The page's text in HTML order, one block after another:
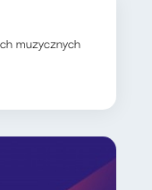
muzycznych